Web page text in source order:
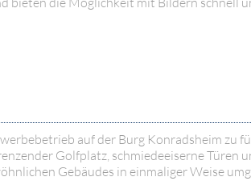
auf der Burg Konradsheim zu
Golfplatz, schmiedeeiserne Türen
Gebäudes in einmaliger Weise